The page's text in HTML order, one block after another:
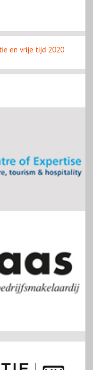
en vrije tijd 2020